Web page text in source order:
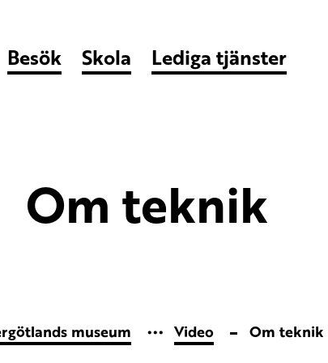
Besök Skola Lediga tjänster
Om teknik
museum Video Om teknik